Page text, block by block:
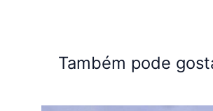
Também pode